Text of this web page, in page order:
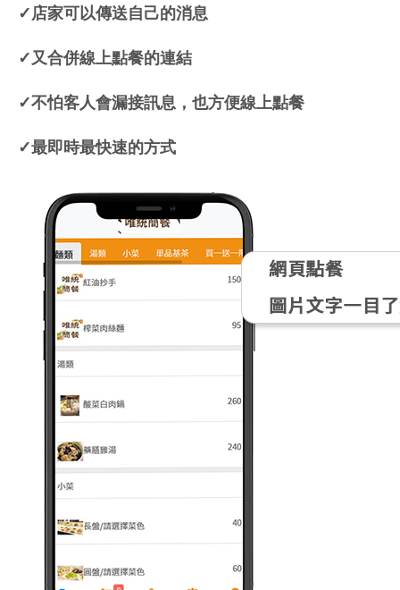
✓店家可以傳送自己的消息
✓又合併線上點餐的連結
✓不怕客人會漏接訊息，也方便線上點餐
✓最即時最快速的方式